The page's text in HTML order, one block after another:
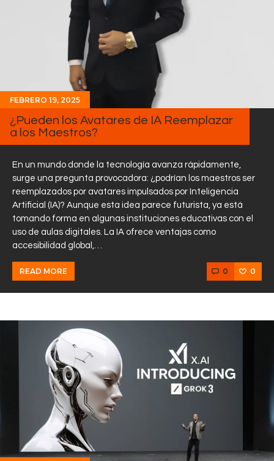
FEBRERO 19, 2025
¿Pueden los Avatares de IA Reemplazar
a los Maestros?
En un mundo donde la tecnología avanza rápidamente,
surge una pregunta provocadora: ¿podrían los maestros ser
reemplazados por avatares impulsados por Inteligencia
Artificial (IA)? Aunque esta idea parece futurista, ya está
tomando forma en algunas instituciones educativas con el
uso de aulas digitales. La IA ofrece ventajas como
accesibilidad global,…
READ MORE 0 0